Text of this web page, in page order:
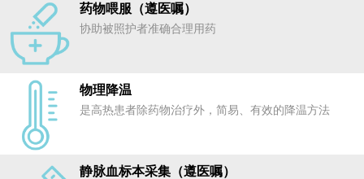
药物喂服（遵医嘱）
协助被照护者准确合理用药
物理降温
是高热患者除药物治疗外，简易、有效的降温方法
静脉血标本采集（遵医嘱）